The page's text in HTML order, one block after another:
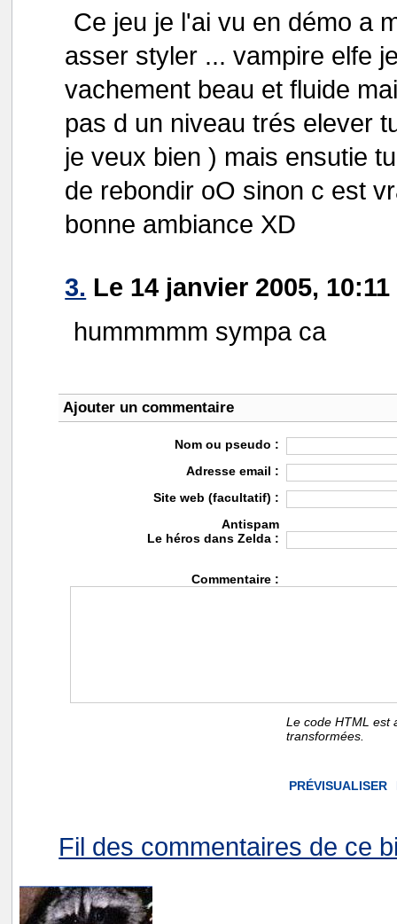
Ce jeu je l'ai vu en démo a
asser styler ... vampire elfe
vachement beau et fluide
pas d un niveau trés elever
je veux bien ) mais ensutie
de rebondir oO sinon c est
bonne ambiance XD
3. Le 14 janvier 2005,
hummmmm sympa ca
Ajouter un commentaire
Nom ou pseudo :
Adresse email :
Site web (facultatif) :
Antispam
Le héros dans Zelda :
Commentaire :
Le code HTML est
transformées.
Fil des commentaires de ce